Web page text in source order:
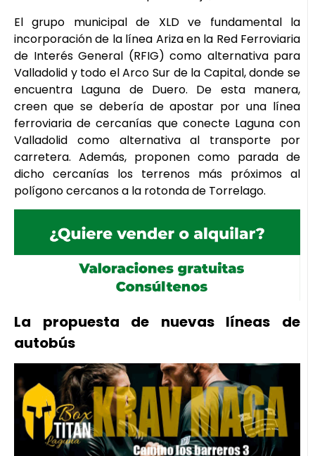
El grupo municipal de XLD ve fundamental la
incorporación de la línea Ariza en la Red Ferroviaria
de Interés General (RFIG) como alternativa para
Valladolid y todo el Arco Sur de la Capital, donde se
encuentra Laguna de Duero. De esta manera,
creen que se debería de apostar por una línea
ferroviaria de cercanías que conecte Laguna con
Valladolid como alternativa al transporte por
carretera. Además, proponen como parada de
dicho cercanías los terrenos más próximos al
polígono cercanos a la rotonda de Torrelago.
La propuesta de nuevas líneas de
autobús